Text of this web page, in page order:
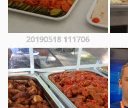
20190518 111706